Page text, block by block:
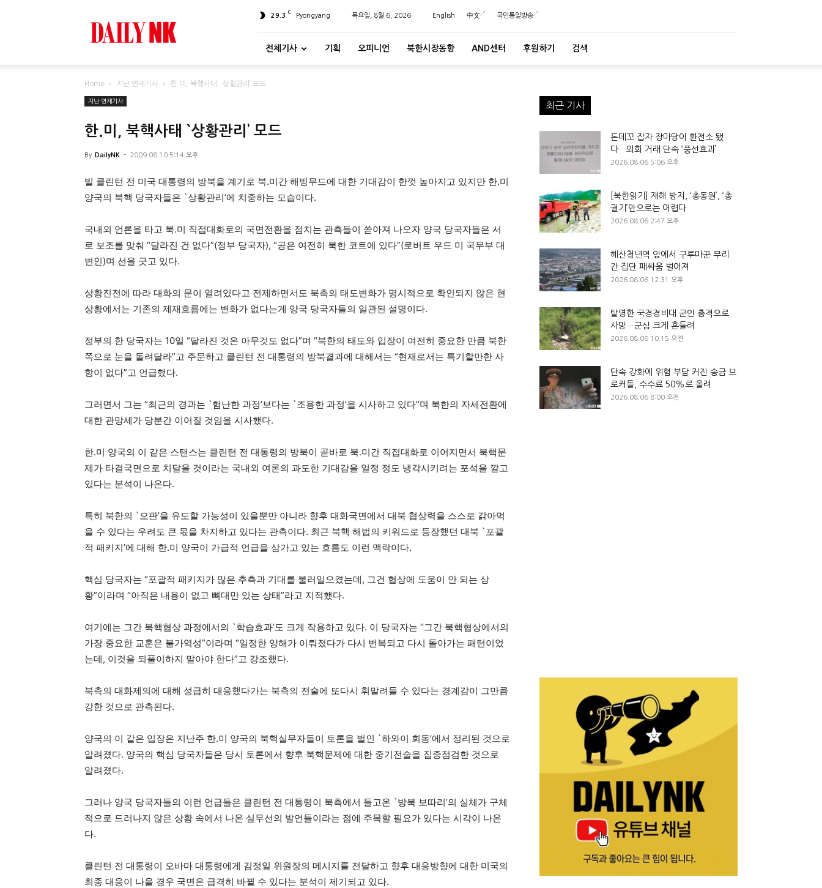
29.3 C Pyongyang 목요일, 8월 6, 2026 English 中文 국민통일방송
전체기사 기획 오피니언 북한시장동향 AND센터 후원하기 검색
Home 지난 연재기사 한.미, 북핵사태 `상황관리’ 모드
지난 연재기사
한.미, 북핵사태 `상황관리’ 모드
By DailyNK - 2009.08.10 5:14 오후
빌 클린턴 전 미국 대통령의 방북을 계기로 북.미간 해빙무드에 대한 기대감이 한껏 높아지고 있지만 한.미
양국의 북핵 당국자들은 `상황관리’에 치중하는 모습이다.
국내외 언론을 타고 북.미 직접대화로의 국면전환을 점치는 관측들이 쏟아져 나오자 양국 당국자들은 서
로 보조를 맞춰 “달라진 건 없다”(정부 당국자), “공은 여전히 북한 코트에 있다”(로버트 우드 미 국무부 대
변인)며 선을 긋고 있다.
상황진전에 따라 대화의 문이 열려있다고 전제하면서도 북측의 태도변화가 명시적으로 확인되지 않은 현
상황에서는 기존의 제재흐름에는 변화가 없다는게 양국 당국자들의 일관된 설명이다.
정부의 한 당국자는 10일 “달라진 것은 아무것도 없다”며 “북한의 태도와 입장이 여전히 중요한 만큼 북한
쪽으로 눈을 돌려달라”고 주문하고 클린턴 전 대통령의 방북결과에 대해서는 “현재로서는 특기할만한 사
항이 없다”고 언급했다.
그러면서 그는 “최근의 경과는 `험난한 과정’보다는 `조용한 과정’을 시사하고 있다”며 북한의 자세전환에
대한 관망세가 당분간 이어질 것임을 시사했다.
한.미 양국의 이 같은 스탠스는 클린턴 전 대통령의 방북이 곧바로 북.미간 직접대화로 이어지면서 북핵문
제가 타결국면으로 치달을 것이라는 국내외 여론의 과도한 기대감을 일정 정도 냉각시키려는 포석을 깔고
있다는 분석이 나온다.
특히 북한의 `오판’을 유도할 가능성이 있을뿐만 아니라 향후 대화국면에서 대북 협상력을 스스로 갉아먹
을 수 있다는 우려도 큰 몫을 차지하고 있다는 관측이다. 최근 북핵 해법의 키워드로 등장했던 대북 `포괄
적 패키지’에 대해 한.미 양국이 가급적 언급을 삼가고 있는 흐름도 이런 맥락이다.
핵심 당국자는 “포괄적 패키지가 많은 추측과 기대를 불러일으켰는데, 그건 협상에 도움이 안 되는 상
황”이라며 “아직은 내용이 없고 뼈대만 있는 상태”라고 지적했다.
여기에는 그간 북핵협상 과정에서의 `학습효과’도 크게 작용하고 있다. 이 당국자는 “그간 북핵협상에서의
가장 중요한 교훈은 불가역성”이라며 “일정한 양해가 이뤄졌다가 다시 번복되고 다시 돌아가는 패턴이었
는데, 이것을 되풀이하지 말아야 한다”고 강조했다.
북측의 대화제의에 대해 성급히 대응했다가는 북측의 전술에 또다시 휘말려들 수 있다는 경계감이 그만큼
강한 것으로 관측된다.
양국의 이 같은 입장은 지난주 한.미 양국의 북핵실무자들이 토론을 벌인 `하와이 회동’에서 정리된 것으로
알려졌다. 양국의 핵심 당국자들은 당시 토론에서 향후 북핵문제에 대한 중기전술을 집중점검한 것으로
알려졌다.
그러나 양국 당국자들의 이런 언급들은 클린턴 전 대통령이 북측에서 들고온 `방북 보따리’의 실체가 구체
적으로 드러나지 않은 상황 속에서 나온 실무선의 발언들이라는 점에 주목할 필요가 있다는 시각이 나온
다.
클린턴 전 대통령이 오바마 대통령에게 김정일 위원장의 메시지를 전달하고 향후 대응방향에 대한 미국의
최종 대응이 나올 경우 국면은 급격히 바뀔 수 있다는 분석이 제기되고 있다.
최근 기사
돈데꼬 잡자 장마당이 환전소 됐
다…외화 거래 단속 ‘풍선효과’
2026.08.06 5:06 오후
[북한읽기] 재해 방지, ‘총동원’, ‘총
궐기’만으로는 어렵다
2026.08.06 2:47 오후
혜산청년역 앞에서 구루마꾼 무리
간 집단 패싸움 벌어져
2026.08.06 12:31 오후
탈영한 국경경비대 군인 총격으로
사망…군심 크게 흔들려
2026.08.06 10:15 오전
단속 강화에 위험 부담 커진 송금 브
로커들, 수수료 50%로 올려
2026.08.06 8:00 오전